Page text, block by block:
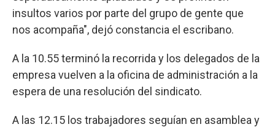
insultos varios por parte del grupo de gente que
nos acompaña", dejó constancia el escribano.
A la 10.55 terminó la recorrida y los delegados de la
empresa vuelven a la oficina de administración a la
espera de una resolución del sindicato.
A las 12.15 los trabajadores seguían en asamblea y